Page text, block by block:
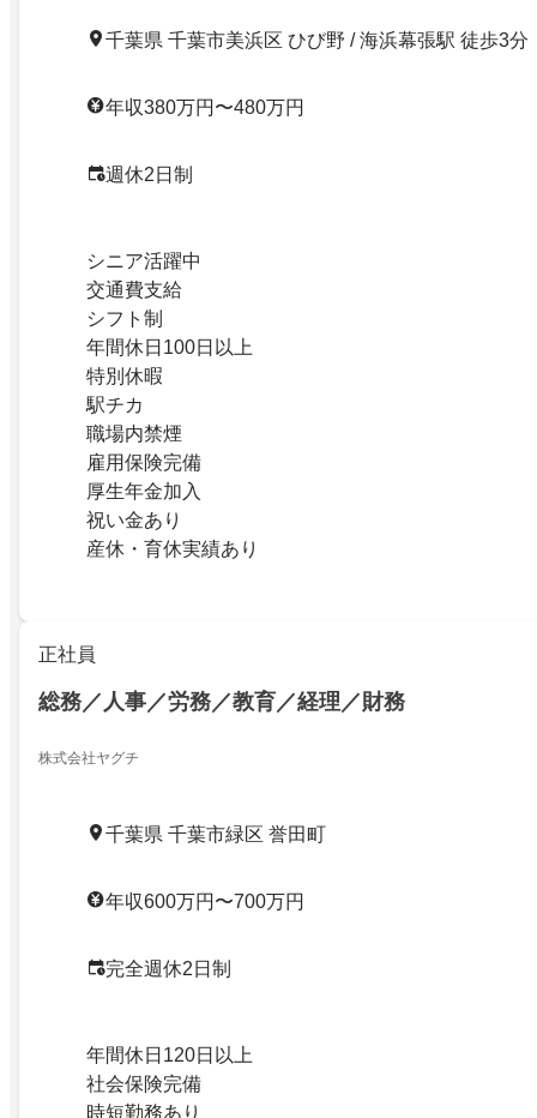
千葉県 千葉市美浜区 ひび野 / 海浜幕張駅 徒歩3分
年収380万円〜480万円
週休2日制
シニア活躍中
交通費支給
シフト制
年間休日100日以上
特別休暇
駅チカ
職場内禁煙
雇用保険完備
厚生年金加入
祝い金あり
産休・育休実績あり
正社員
総務／人事／労務／教育／経理／財務
株式会社ヤグチ
千葉県 千葉市緑区 誉田町
年収600万円〜700万円
完全週休2日制
年間休日120日以上
社会保険完備
時短勤務あり